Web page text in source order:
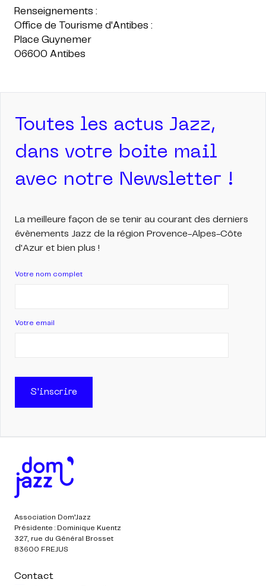
Renseignements :
Office de Tourisme d'Antibes :
Place Guynemer
Toutes les actus Jazz,
dans votre boite mail
avec notre Newsletter !
La meilleure façon de se tenir au courant des derniers
évènements Jazz de la région Provence-Alpes-Côte
d'Azur et bien plus !
Votre nom complet
Votre email
S'inscrire
Association Dom’Jazz
Présidente : Dominique Kuentz
327, rue du Général Brosset
83600 FREJUS
Contact